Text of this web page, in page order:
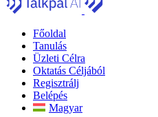
Főoldal
Tanulás
Üzleti Célra
Oktatás Céljából
Regisztrálj
Belépés
Magyar